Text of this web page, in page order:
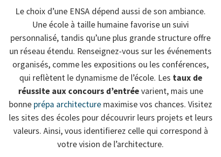
Le choix d’une ENSA dépend aussi de son ambiance.
Une école à taille humaine favorise un suivi
personnalisé, tandis qu’une plus grande structure offre
un réseau étendu. Renseignez-vous sur les événements
organisés, comme les expositions ou les conférences,
qui reflètent le dynamisme de l’école. Les taux de
réussite aux concours d’entréevarient, mais une
bonne prépa architecture maximise vos chances. Visitez
les sites des écoles pour découvrir leurs projets et leurs
valeurs. Ainsi, vous identifierez celle qui correspond à
votre vision de l’architecture.